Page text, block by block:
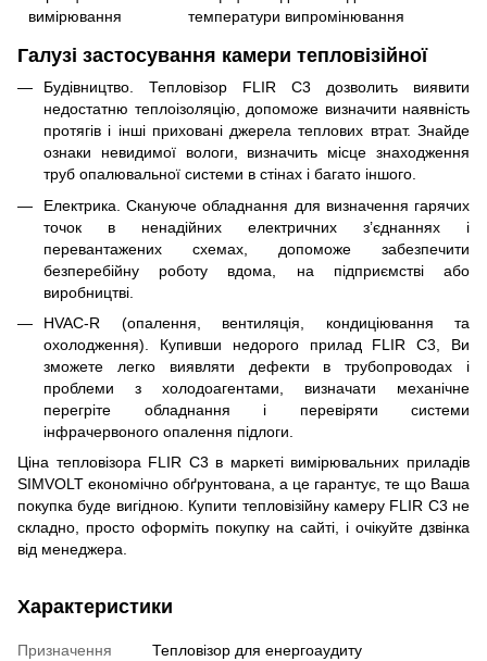
вимірювання
температури випромінювання
Галузі застосування камери тепловізійної
Будівництво. Тепловізор FLIR C3 дозволить виявити
недостатню теплоізоляцію, допоможе визначити наявність
протягів і інші приховані джерела теплових втрат. Знайде
ознаки невидимої вологи, визначить місце знаходження
труб опалювальної системи в стінах і багато іншого.
Електрика. Скануюче обладнання для визначення гарячих
точок в ненадійних електричних з’єднаннях і
перевантажених схемах, допоможе забезпечити
безперебійну роботу вдома, на підприємстві або
виробництві.
HVAC-R (опалення, вентиляція, кондиціювання та
охолодження). Купивши недорого прилад FLIR C3, Ви
зможете легко виявляти дефекти в трубопроводах і
проблеми з холодоагентами, визначати механічне
перегріте обладнання і перевіряти системи
інфрачервоного опалення підлоги.
Ціна тепловізора FLIR C3 в маркеті вимірювальних приладів
SIMVOLT економічно обґрунтована, а це гарантує, те що Ваша
покупка буде вигідною. Купити тепловізійну камеру FLIR C3 не
складно, просто оформіть покупку на сайті, і очікуйте дзвінка
від менеджера.
Характеристики
Призначення
Тепловізор для енергоаудиту